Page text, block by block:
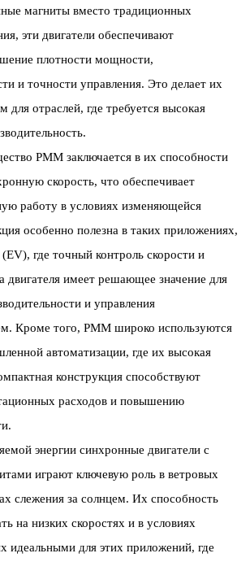
магниты вместо традиционных
эти двигатели обеспечивают
плотности мощности,
и точности управления. Это делает их
отраслей, где требуется высокая
PMM заключается в их способности
скорость, что обеспечивает
работу в условиях изменяющейся
особенно полезна в таких приложениях,
где точный контроль скорости и
двигателя имеет решающее значение для
и управления
Кроме того, PMM широко используются
автоматизации, где их высокая
конструкция способствуют
расходов и повышению
энергии синхронные двигатели с
играют ключевую роль в ветровых
слежения за солнцем. Их способность
на низких скоростях и в условиях
идеальными для этих приложений, где